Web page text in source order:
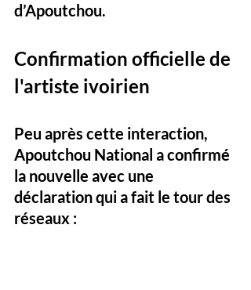
d’Apoutchou.
Confirmation officielle de
l'artiste ivoirien
Peu après cette interaction,
Apoutchou National a confirmé
la nouvelle avec une
déclaration qui a fait le tour des
réseaux :